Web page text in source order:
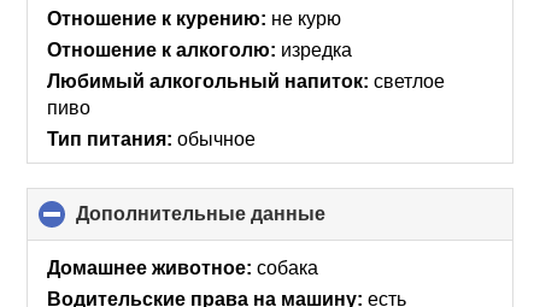
collapse
contents
Отношение к курению: не курю
Отношение к алкоголю: изредка
Любимый алкогольный напиток: светлое
пиво
Тип питания: обычное
Дополнительные данные
to
Домашнее животное: собака
Водительские права на машину: есть